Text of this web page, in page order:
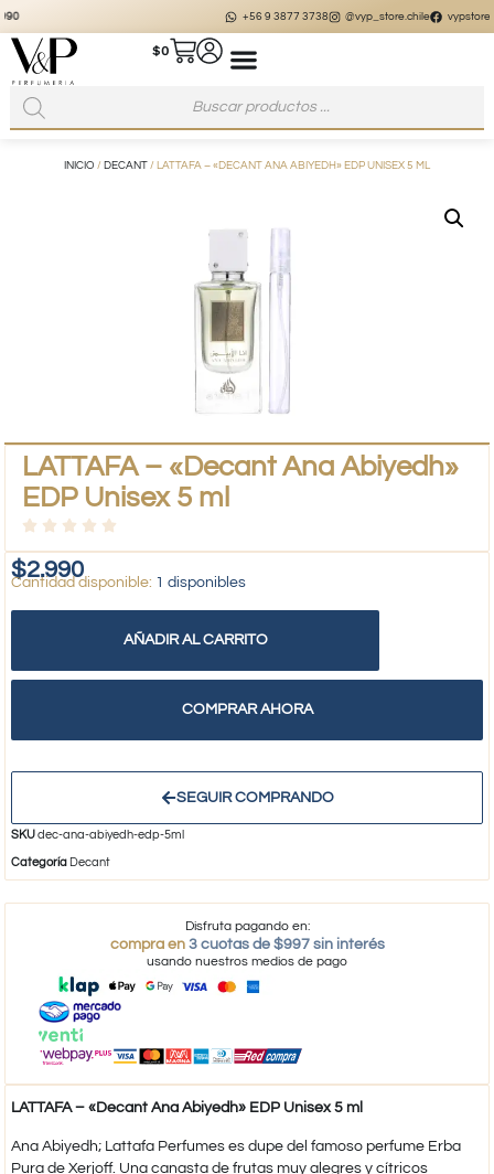
@vyp_store.chile vypstore.cl
$0
INICIO / DECANT / LATTAFA – «DECANT ANA ABIYEDH» EDP UNISEX 5 ML
LATTAFA – «Decant Ana Abiyedh»
EDP Unisex 5 ml
$2.990 1 disponibles
AÑADIR AL CARRITO
COMPRAR AHORA
SEGUIR COMPRANDO
SKUdec-ana-abiyedh-edp-5ml
Categoría Decant
Disfruta pagando en:
compra en 3 cuotas de $997 sin interés
usando nuestros medios de pago
LATTAFA – «Decant Ana Abiyedh» EDP Unisex 5 ml
Ana Abiyedh; Lattafa Perfumes es dupe del famoso perfume Erba
Pura de Xerjoff. Una canasta de frutas muy alegres y cítricos